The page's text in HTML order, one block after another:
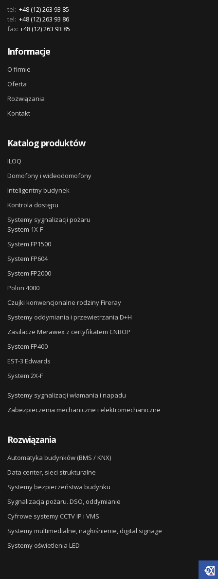
tel: +48 (12) 263 93 85
tel: +48 (12) 263 93 86
fax: +48 (12) 263 93 85
Informacje
O firmie
Oferta
Rozwiązania
Kontakt
Katalog produktów
ILOQ
Domofony i wideodomofony
Inteligentny budynek
Kontrola dostępu
Systemy sygnalizacji pożaru
System 1X-F
System FP1500
System FP604
System FP2000
Polon 4000
Czujki konwencjonalne rodziny Fireray
Systemy oddymiania i przewietrzania D+H
Zasilacze Merawex z certyfikatem CNBOP
System FP400
EST-3 Edwards
System 2X-F
Systemy sygnalizacji włamania i napadu
Zabezpieczenia mechaniczne i elektromechaniczne
Rozwiązania
Automatyka budynków (BMS / KNX)
Data center, sieci strukturalne
Systemy bezpieczeństwa budynku
Sygnalizacja pożaru. DSO, oddymianie
Cyfrowe systemy CCTV IP i VMS
Systemy multimedialne, nagłośnienie, digital signage
Systemy oświetlenia LED